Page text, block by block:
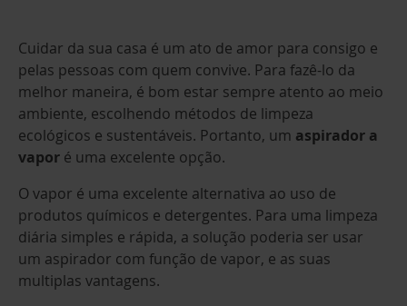
Cuidar da sua casa é um ato de amor para consigo e
pelas pessoas com quem convive. Para fazê-lo da
melhor maneira, é bom estar sempre atento ao meio
ambiente, escolhendo métodos de limpeza
ecológicos e sustentáveis. Portanto, um aspirador a
vapor é uma excelente opção.
O vapor é uma excelente alternativa ao uso de
produtos químicos e detergentes. Para uma limpeza
diária simples e rápida, a solução poderia ser usar
um aspirador com função de vapor, e as suas
multiplas vantagens.